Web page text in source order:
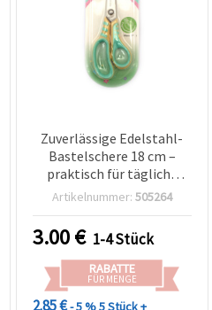
Zuverlässige Edelstahl-
Bastelschere 18 cm –
praktisch für tägliche
Schneidarbeiten
Artikelnummer: 505264
3.00€ 1-4 Stück
RABATTE
FÜR MENGE
2.85 €- 5 %5 Stück +